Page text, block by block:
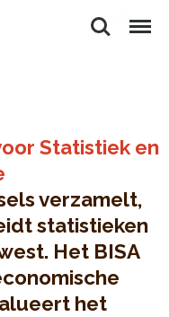
ZoekenMenu
Statistiek en
verzamelt,
statistieken
Het BISA
het